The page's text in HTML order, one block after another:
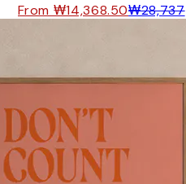
From ₩14,368.50₩28,737